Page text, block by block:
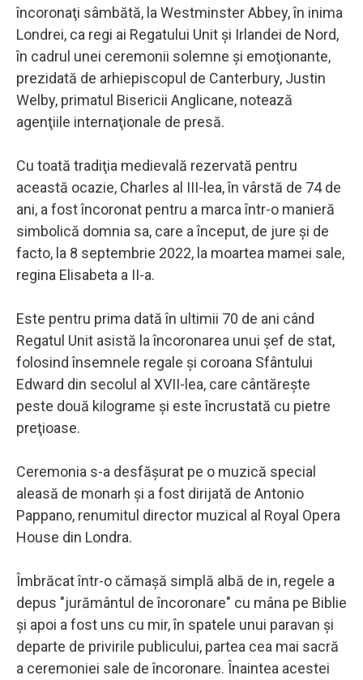
încoronaţi sâmbătă, la Westminster Abbey, în inima
Londrei, ca regi ai Regatului Unit şi Irlandei de Nord,
în cadrul unei ceremonii solemne şi emoţionante,
prezidată de arhiepiscopul de Canterbury, Justin
Welby, primatul Bisericii Anglicane, notează
agenţiile internaţionale de presă.
Cu toată tradiţia medievală rezervată pentru
această ocazie, Charles al III-lea, în vârstă de 74 de
ani, a fost încoronat pentru a marca într-o manieră
simbolică domnia sa, care a început, de jure şi de
facto, la 8 septembrie 2022, la moartea mamei sale,
regina Elisabeta a II-a.
Este pentru prima dată în ultimii 70 de ani când
Regatul Unit asistă la încoronarea unui şef de stat,
folosind însemnele regale şi coroana Sfântului
Edward din secolul al XVII-lea, care cântăreşte
peste două kilograme şi este încrustată cu pietre
preţioase.
Ceremonia s-a desfăşurat pe o muzică special
aleasă de monarh şi a fost dirijată de Antonio
Pappano, renumitul director muzical al Royal Opera
House din Londra.
Îmbrăcat într-o cămaşă simplă albă de in, regele a
depus "jurământul de încoronare" cu mâna pe Biblie
şi apoi a fost uns cu mir, în spatele unui paravan şi
departe de privirile publicului, partea cea mai sacră
a ceremoniei sale de încoronare. Înaintea acestei